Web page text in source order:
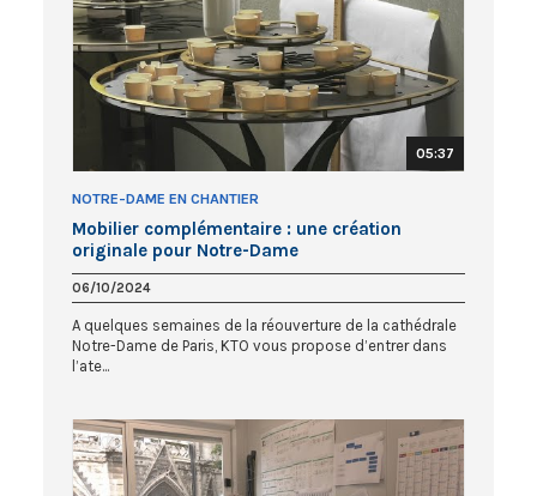
05:37
NOTRE-DAME EN CHANTIER
Mobilier complémentaire : une création
originale pour Notre-Dame
06/10/2024
A quelques semaines de la réouverture de la cathédrale
Notre-Dame de Paris, KTO vous propose d’entrer dans
l’ate...